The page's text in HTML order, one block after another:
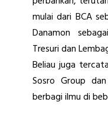
mulai dari BCA
Danamon
Tresuri dan
Beliau juga
Sosro Group
berbagi ilmu di